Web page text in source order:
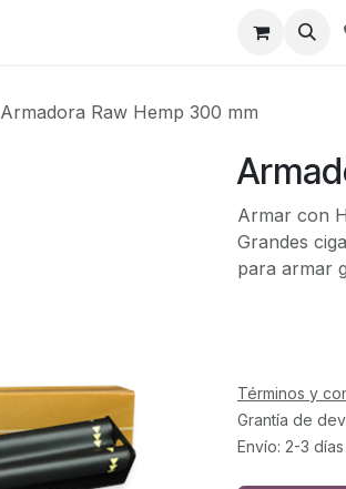
Armadora Raw Hemp 300 mm
Armar con
Grandes
para armar
Términos y
Grantía de
Envío: 2-3